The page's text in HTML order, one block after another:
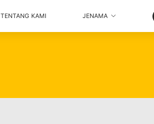
TENTANG KAMI JENAMA